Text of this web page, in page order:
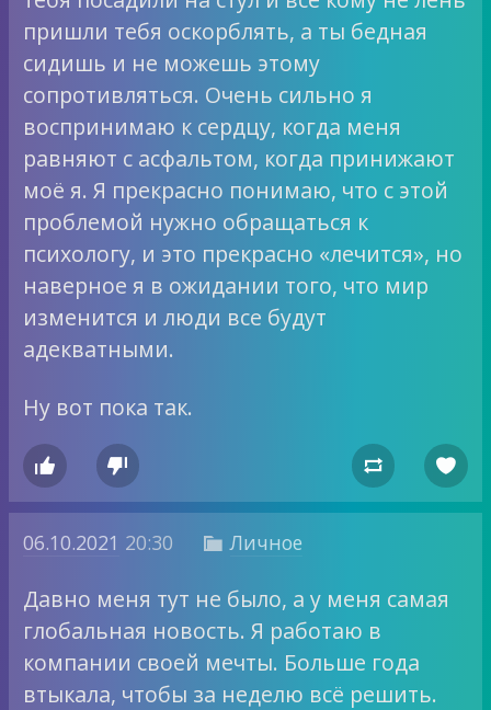
пришли тебя оскорблять, а ты бедная
сидишь и не можешь этому
сопротивляться. Очень сильно я
воспринимаю к сердцу, когда меня
равняют с асфальтом, когда принижают
моё я. Я прекрасно понимаю, что с этой
проблемой нужно обращаться к
психологу, и это прекрасно «лечится», но
наверное я в ожидании того, что мир
изменится и люди все будут
адекватными.
Ну вот пока так.
   
06.10.2021 20:30  Личное
Давно меня тут не было, а у меня самая
глобальная новость. Я работаю в
компании своей мечты. Больше года
втыкала, чтобы за неделю всё решить.